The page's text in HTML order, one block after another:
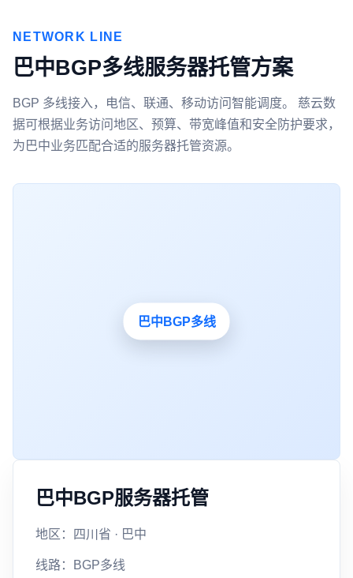
NETWORK LINE
巴中BGP多线服务器托管方案
BGP 多线接入，电信、联通、移动访问智能调度。 慈云数
据可根据业务访问地区、预算、带宽峰值和安全防护要求，
为巴中业务匹配合适的服务器托管资源。
巴中BGP服务器托管
地区：四川省 · 巴中
线路：BGP多线